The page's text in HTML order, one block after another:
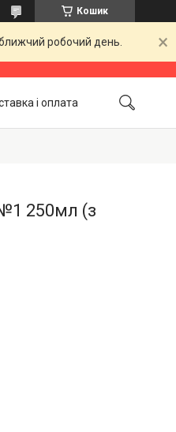
Кошик
робочий день.
і оплата
250мл (з